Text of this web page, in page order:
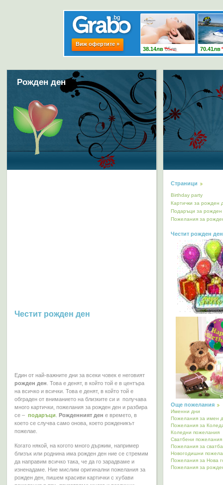
Рожден ден
Честит рожден ден
Един от най-важните дни за всеки човек е неговият
рожден ден . Това е денят, в който той е в центъра
на всичко и всички. Това е денят, в който той е
обграден от вниманието на близките си и получава
много картички, пожелания за рожден ден и разбира
се – подаръци Рожденният ден е времето, в
което се случва само онова, което рожденикът
пожелае.
Когато някой, на когото много държим, например
близък или роднина има рожден ден ние се стремим
да направим всичко така, че да го зарадваме и
изненадаме. Ние мислим оригинални пожелания за
рожден ден, пишем красиви картички с хубави
Страници
Birthday party
Картички за рожден
Подаръци за рожден
Пожелания за
Честит рожден ден
Още пожелания
Именни дни
Пожелания за имен
Пожелания за
Коледни пожелания
Сватбени пожелания
Пожелания за сватба
Новогодишни
Пожелания за Нова
Пожелания за